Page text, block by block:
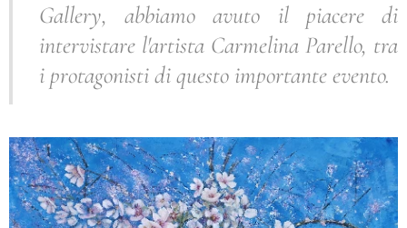
Gallery, abbiamo avuto il piacere di
intervistare l'artista Carmelina Parello, tra
i protagonisti di questo importante evento.